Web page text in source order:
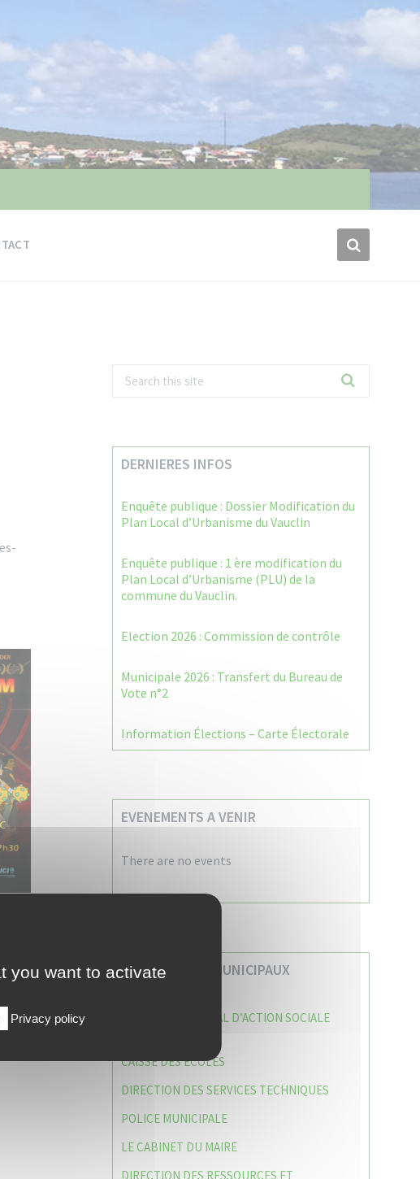
DERNIERES INFOS
Enquête publique : Dossier Modification du
Plan Local d’Urbanisme du Vauclin
Enquête publique : 1 ère modification du
Plan Local d’Urbanisme (PLU) de la
commune du Vauclin.
Election 2026 : Commission de contrôle
Municipale 2026 : Transfert du Bureau de
Vote n°2
Information Élections – Carte Électorale
EVENEMENTS A VENIR
There are no events
VOS SERVICES MUNICIPAUX
CENTRE COMMUNAL D’ACTION SOCIALE
CAISSE DES ÉCOLES
DIRECTION DES SERVICES TECHNIQUES
POLICE MUNICIPALE
LE CABINET DU MAIRE
DIRECTION DES RESSOURCES ET
you want to activate
Privacy policy